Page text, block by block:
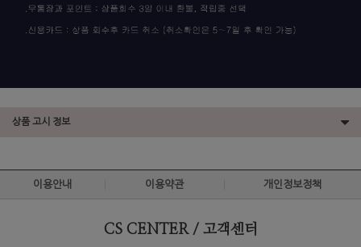
상품 고시 정보
이용안내 이용약관 개인정보정책
CS CENTER / 고객센터